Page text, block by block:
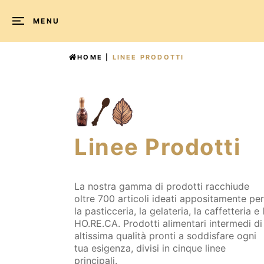
MENU
HOME LINEE PRODOTTI
Prodotti
Linee Prodotti
La nostra gamma di prodotti racchiude
oltre 700 articoli ideati appositamente per
la pasticceria, la gelateria, la caffetteria e
HO.RE.CA. Prodotti alimentari intermedi di
altissima qualità pronti a soddisfare ogni
tua esigenza, divisi in cinque linee
principali.